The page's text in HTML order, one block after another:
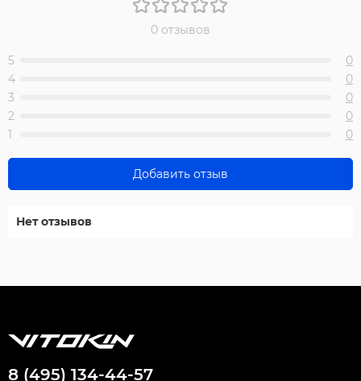
0 отзывов
5
0
4
0
3
0
2
0
1
0
Добавить отзыв
Нет отзывов
8 (495) 134-44-57